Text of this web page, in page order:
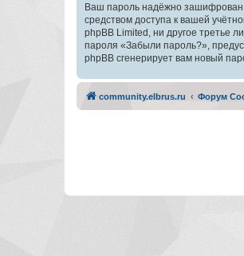
Ваш пароль надёжно зашифрован
средством доступа к вашей
phpBB Limited, ни другое третье
пароля «Забыли пароль?»,
phpBB сгенерирует вам новый
community.elbrus.ru Форум